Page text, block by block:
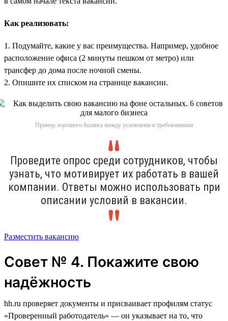
Как реализовать:
1. Подумайте, какие у вас преимущества. Например, удобное
расположение офиса (2 минуты пешком от метро) или
трансфер до дома после ночной смены.
2. Опишите их списком на странице вакансии.
Пример хорошего баланса между условиями и требованиями
Проведите опрос среди сотрудников, чтобы
узнать, что мотивирует их работать в вашей
компании. Ответы можно использовать при
описании условий в вакансии.
Разместить вакансию
Совет № 4. Покажите свою
надёжность
hh.ru проверяет документы и присваивает профилям статус
«Проверенный работодатель» — он указывает на то, что